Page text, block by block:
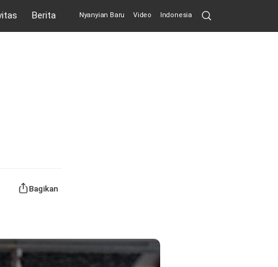
Berita Nyanyian Baru Video Indonesia Search
Submit
Bagikan